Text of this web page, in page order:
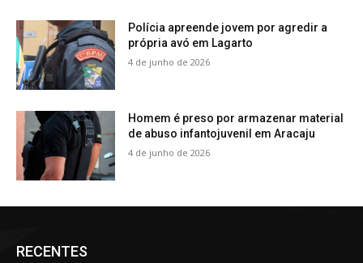
Polícia apreende jovem por agredir a
própria avó em Lagarto
4 de junho de 2026
Homem é preso por armazenar material
de abuso infantojuvenil em Aracaju
4 de junho de 2026
RECENTES